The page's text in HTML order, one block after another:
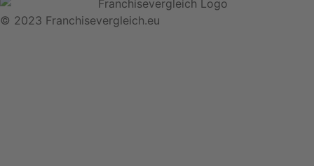
© 2023 Franchisevergleich.eu